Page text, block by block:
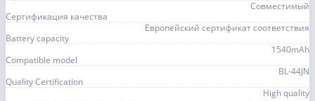
Совместимый
Сертификация качества
Европейский сертификат соответствия
Battery capacity
1540mAh
Compatible model
BL-44JN
Quality Certification
High quality